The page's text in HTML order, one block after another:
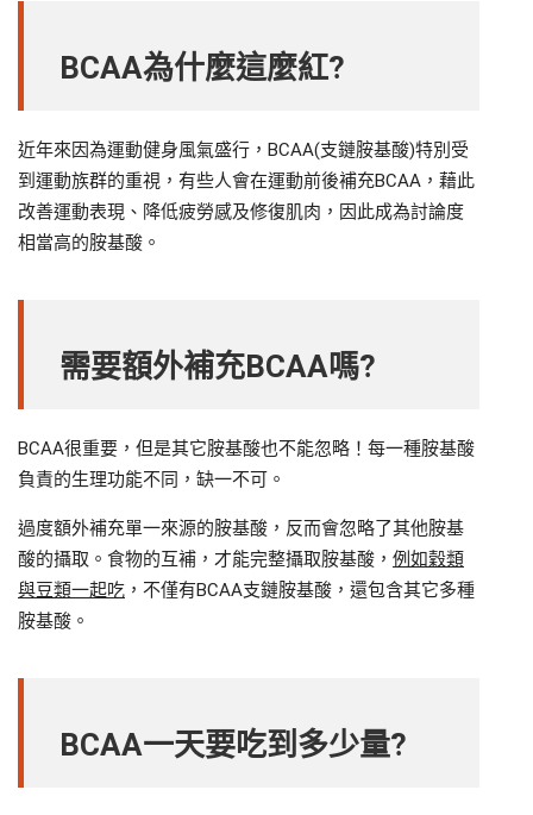
BCAA為什麼這麼紅?
近年來因為運動健身風氣盛行，BCAA(支鏈胺基酸)特別受
到運動族群的重視，有些人會在運動前後補充BCAA，藉此
改善運動表現、降低疲勞感及修復肌肉，因此成為討論度
相當高的胺基酸。
需要額外補充BCAA嗎?
BCAA很重要，但是其它胺基酸也不能忽略！每一種胺基酸
負責的生理功能不同，缺一不可。
過度額外補充單一來源的胺基酸，反而會忽略了其他胺基
酸的攝取。食物的互補，才能完整攝取胺基酸， 例如穀類
與豆類一起吃 ，不僅有BCAA支鏈胺基酸，還包含其它多種
胺基酸。
BCAA一天要吃到多少量?